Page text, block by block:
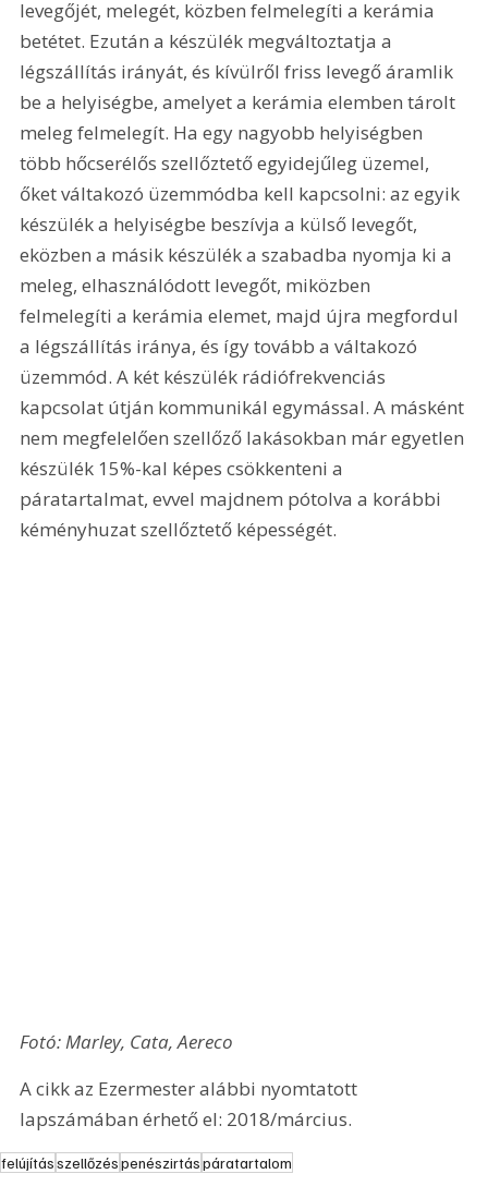
levegőjét, melegét, közben felmelegíti a kerámia
betétet. Ezután a készülék megváltoztatja a
légszállítás irányát, és kívülről friss levegő áramlik
be a helyiségbe, amelyet a kerámia elemben tárolt
meleg felmelegít. Ha egy nagyobb helyiségben
több hőcserélős szellőztető egyidejűleg üzemel,
őket váltakozó üzemmódba kell kapcsolni: az egyik
készülék a helyiségbe beszívja a külső levegőt,
eközben a másik készülék a szabadba nyomja ki a
meleg, elhasználódott levegőt, miközben
felmelegíti a kerámia elemet, majd újra megfordul
a légszállítás iránya, és így tovább a váltakozó
üzemmód. A két készülék rádiófrekvenciás
kapcsolat útján kommunikál egymással. A másként
nem megfelelően szellőző lakásokban már egyetlen
készülék 15%-kal képes csökkenteni a
páratartalmat, evvel majdnem pótolva a korábbi
kéményhuzat szellőztető képességét.
Fotó: Marley, Cata, Aereco
A cikk az Ezermester alábbi nyomtatott
lapszámában érhető el: 2018/március.
felújításszellőzéspenészirtáspáratartalom